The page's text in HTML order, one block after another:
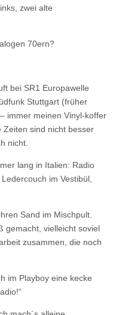
zwei alte
70ern?
bei SR1 Europawelle
Stuttgart (früher
immer meinen Vinyl-koffer
Zeiten sind nicht besser
nicht.
lang in Italien: Radio
im Vestibül,
Sand im Mischpult.
gemacht, vielleicht soviel
zusammen, die noch
im Playboy eine kecke